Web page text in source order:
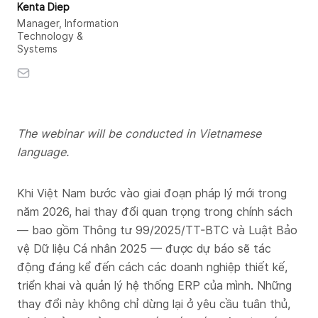
Kenta Diep
Manager, Information
Technology &
Systems
The webinar will be conducted in Vietnamese
language.
Khi Việt Nam bước vào giai đoạn pháp lý mới trong
năm 2026, hai thay đổi quan trọng trong chính sách
— bao gồm Thông tư 99/2025/TT-BTC và Luật Bảo
vệ Dữ liệu Cá nhân 2025 — được dự báo sẽ tác
động đáng kể đến cách các doanh nghiệp thiết kế,
triển khai và quản lý hệ thống ERP của mình. Những
thay đổi này không chỉ dừng lại ở yêu cầu tuân thủ,